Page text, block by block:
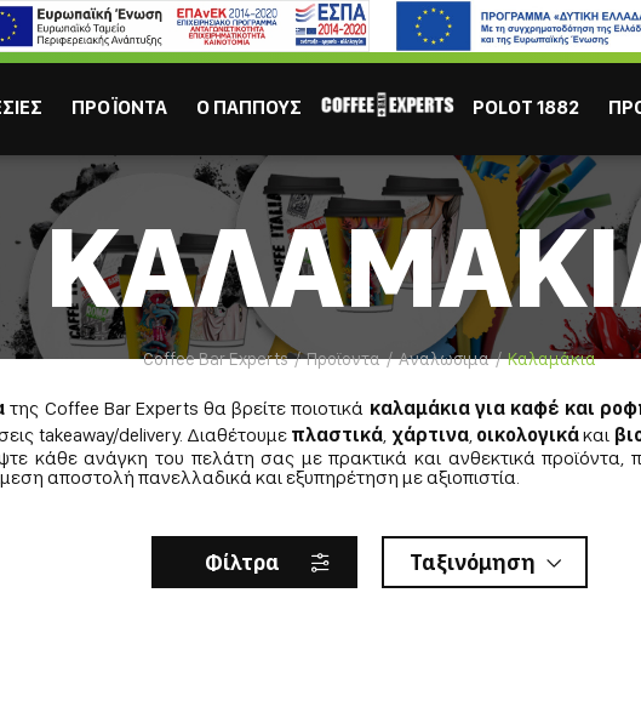
ΠΡΟΪΟΝΤΑ
ΕΣΠΡΕΣΣΟ
Ο ΠΑΠΠΟΥΣ POLOT 1882
ΙΣΩΣ ΣΕ ΕΝΔΙΑΦΕΡΟΥΝ
Σοκολάτα Χυμός
Coffee Bar Experts Προϊοντα Αναλωσιμα Καλαμάκια
της Coffee Bar Experts θα βρείτε ποιοτικά καλαμάκια για καφέ και
takeaway/delivery. Διαθέτουμε πλαστικά, χάρτινα, οικολογικάκαι
κάθε ανάγκη του πελάτη σας με πρακτικά και ανθεκτικά προϊόντα,
αποστολή πανελλαδικά και εξυπηρέτηση με αξιοπιστία.
Φίλτρα Ταξινόμηση